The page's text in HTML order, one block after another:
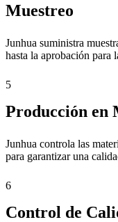
Muestreo
Junhua suministra
hasta la aprobación para
5
Producción en
Junhua controla las
para garantizar una
6
Control de